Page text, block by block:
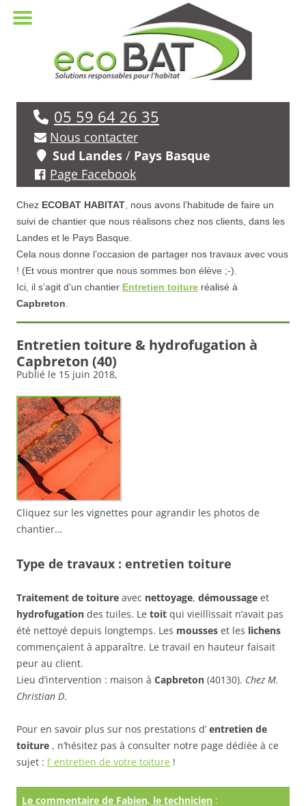
05 59 64 26 35
Nous contacter
Sud Landes / Pays Basque
Page Facebook
Chez ECOBAT HABITAT , nous avons l’habitude de faire un
suivi de chantier que nous réalisons chez nos clients, dans les
Landes et le Pays Basque.
Cela nous donne l’occasion de partager nos travaux avec vous
! (Et vous montrer que nous sommes bon élève ;-).
Ici, il s’agit d’un chantier Entretien toiture réalisé à
Capbreton
Entretien toiture & hydrofugation à
Capbreton (40)
Publié le 15 juin 2018,
Cliquez sur les vignettes pour agrandir les photos de
chantier…
Type de travaux : entretien toiture
Traitement de toiture avec nettoyage, démoussage et
hydrofugation des tuiles. Le toit qui vieillissait n’avait pas
été nettoyé depuis longtemps. Les mousses et les lichens
commençaient à apparaître. Le travail en hauteur faisait
peur au client.
Lieu d’intervention : maison à Capbreton (40130). Chez M.
Christian D.
Pour en savoir plus sur nos prestations d’ entretien de
toiture , n’hésitez pas à consulter notre page dédiée à ce
sujet : l’ entretien de votre toiture !
Le commentaire de Fabien, le technicien :